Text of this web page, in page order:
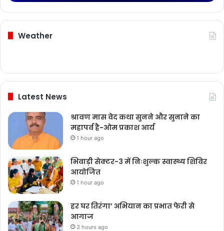
Weather
Latest News
श्रावण मास वेद कथा सुनने और सुनाने का
महापर्व है-ओम प्रकाश आर्य
1 hour ago
भिवाड़ी सेक्टर-3 में निःशुल्क स्वास्थ्य शिविर
आयोजित
1 hour ago
हर घर तिरंगा’ अभियान का प्रभात फेरी से
आगाज
3 hours ago